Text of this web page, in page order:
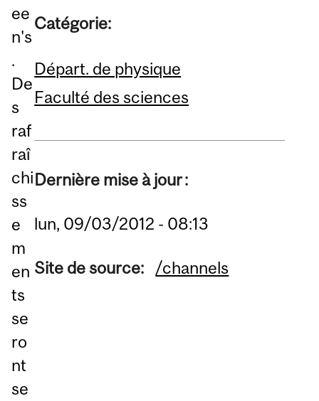
ee
n's
.
De
s
raf
raî
chi
ss
e
m
en
ts
se
ro
nt
se
Catégorie:
Départ. de physique
Faculté des sciences
Dernière mise à jour :
lun, 09/03/2012 - 08:13
Site de source: /channels